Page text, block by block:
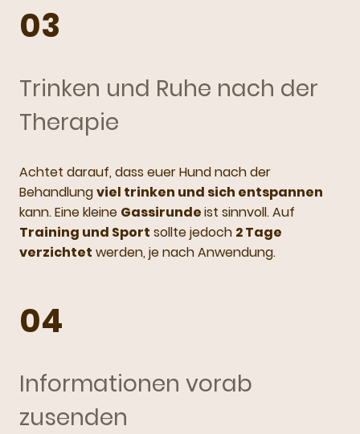
03
Trinken und Ruhe nach der
Therapie
Achtet darauf, dass euer Hund nach der
Behandlungviel trinken und sich entspannen
kann. Eine kleine Gassirundeist sinnvoll. Auf
Training und Sport sollte jedoch 2 Tage
verzichtet werden, je nach Anwendung.
04
Informationen vorab
zusenden